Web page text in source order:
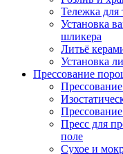
Тележка для
Установка
шликера
Литьё
Установка
Прессование
Пресс для
поле
Сухое и